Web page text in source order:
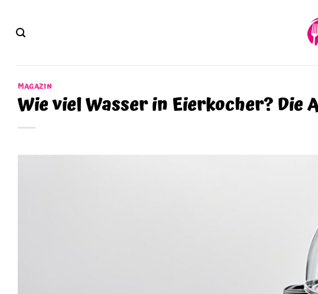
springen
MAGAZIN
Wie viel Wasser in Eierkocher? Die